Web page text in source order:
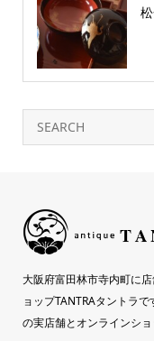
大阪府富田林市寺内町に
ョップTANTRAタントラ
の実店舗とオンラインショ